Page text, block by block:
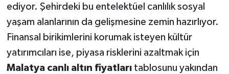
ediyor. Şehirdeki bu entelektüel canlılık sosyal
yaşam alanlarının da gelişmesine zemin hazırlıyor.
Finansal birikimlerini korumak isteyen kültür
yatırımcıları ise, piyasa risklerini azaltmak için
Malatya canlı altın fiyatlarıtablosunu yakından